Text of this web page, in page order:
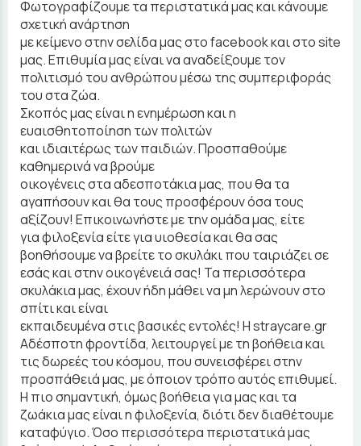
Φωτογραφίζουμε τα περιστατικά μας και κάνουμε
σχετική ανάρτηση
με κείμενο στην σελίδα μας στο facebook και στο site
μας. Επιθυμία μας είναι να αναδείξουμε τον
πολιτισμό του ανθρώπου μέσω της συμπεριφοράς
του στα ζώα.
Σκοπός μας είναι η ενημέρωση και η
ευαισθητοποίηση των πολιτών
και ιδιαιτέρως των παιδιών. Προσπαθούμε
καθημερινά να βρούμε
οικογένεις στα αδεσποτάκια μας, που θα τα
αγαπήσουν και θα τους προσφέρουν όσα τους
αξίζουν! Επικοινωνήστε με την ομάδα μας, είτε
για φιλοξενία είτε για υιοθεσία και θα σας
βοηθήσουμε να βρείτε το σκυλάκι που ταιριάζει σε
εσάς και στην οικογένειά σας! Τα περισσότερα
σκυλάκια μας, έχουν ήδη μάθει να μη λερώνουν στο
σπίτι και είναι
εκπαιδευμένα στις βασικές εντολές! Η straycare.gr
Αδέσποτη φροντίδα, λειτουργεί με τη βοήθεια και
τις δωρεές του κόσμου, που συνεισφέρει στην
προσπάθειά μας, με όποιον τρόπο αυτός επιθυμεί.
Η πιο σημαντική, όμως βοήθεια για μας και τα
ζωάκια μας είναι η φιλοξενία, διότι δεν διαθέτουμε
καταφύγιο. Όσο περισσότερα περιστατικά μας